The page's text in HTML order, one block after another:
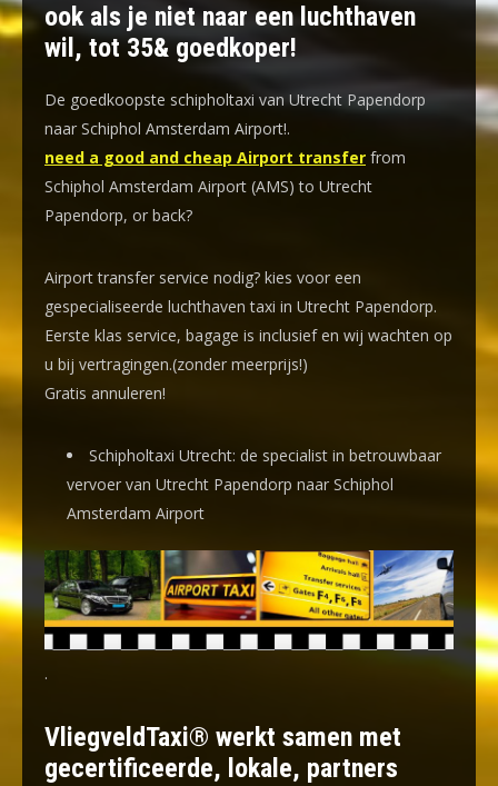
ook als je niet naar een luchthaven
wil, tot 35& goedkoper!
De goedkoopste schipholtaxi van Utrecht Papendorp
naar Schiphol Amsterdam Airport!.
need a good and cheap Airport transfer from
Schiphol Amsterdam Airport (AMS) to Utrecht
Papendorp, or back?
Airport transfer service nodig? kies voor een
gespecialiseerde luchthaven taxi in Utrecht Papendorp.
Eerste klas service, bagage is inclusief en wij wachten op
u bij vertragingen.(zonder meerprijs!)
Gratis annuleren!
Schipholtaxi Utrecht: de specialist in betrouwbaar
vervoer van Utrecht Papendorp naar Schiphol
Amsterdam Airport
.
VliegveldTaxi® werkt samen met
gecertificeerde, lokale, partners